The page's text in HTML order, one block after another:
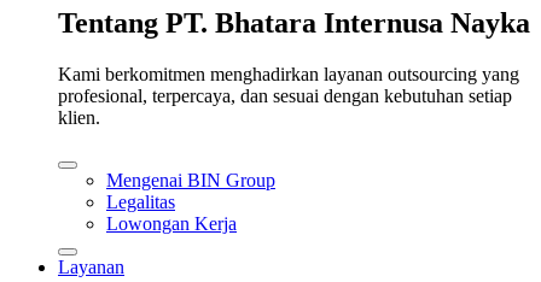
Tentang PT. Bhatara Internusa Nayka
Kami berkomitmen menghadirkan layanan outsourcing yang
profesional, terpercaya, dan sesuai dengan kebutuhan setiap
klien.
Mengenai BIN Group
Legalitas
Lowongan Kerja
Layanan